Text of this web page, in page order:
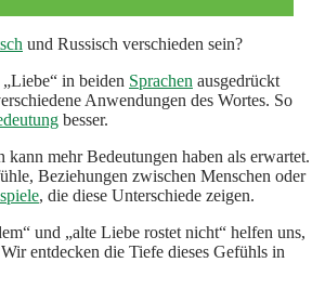
und Russisch verschieden sein?
in beiden Sprachen ausgedrückt
Anwendungen des Wortes. So
besser.
kann mehr Bedeutungen haben als erwartet.
Beziehungen zwischen Menschen oder
, die diese Unterschiede zeigen.
und „alte Liebe rostet nicht“ helfen uns,
entdecken die Tiefe dieses Gefühls in